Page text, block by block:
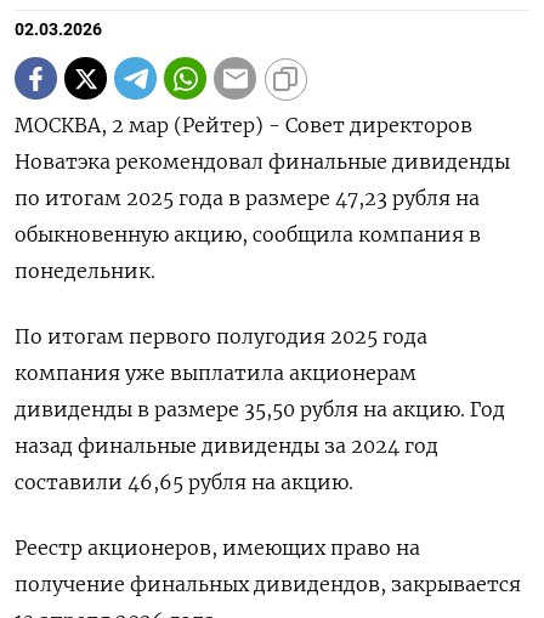
02.03.2026
МОСКВА, 2 мар (Рейтер) - Совет директоров
Новатэка рекомендовал ‌финальные дивиденды
по итогам 2025 года ​в ​размере 47,23 рубля ​на
⁠обыкновенную ‌акцию, сообщила компания ‌в
понедельник.
По итогам первого полугодия ​2025 ‌года
компания уже ​выплатила акционерам
дивиденды в ‌размере 35,50 рубля на акцию. ​Год ​
назад финальные ‌дивиденды за 2024 ​год
составили 46,65 рубля на акцию.
Реестр акционеров, имеющих право на
получение ​финальных дивидендов, закрывается